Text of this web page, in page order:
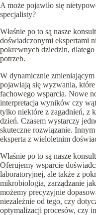
A może pojawiło się
specjalisty?
Właśnie po to są nasze
doświadczonymi ekspertami
pokrewnych dziedzin,
potrzeb.
W dynamicznie
pojawiają się wyzwania,
fachowego wsparcia. Nowe
interpretacja wyników czy
tylko niektóre z zagadnień, z
dzień. Czasem wystarczy
skuteczne rozwiązanie.
eksperta z wieloletnim
Właśnie po to są nasze
Oferujemy wsparcie
laboratoryjnej, ale także z
mikrobiologia, zarządzanie
możemy precyzyjnie
niezależnie od tego, czy
optymalizacji procesów, czy